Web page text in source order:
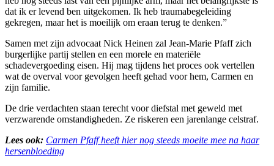
dat ik er levend ben uitgekomen. Ik heb traumabegeleiding
gekregen, maar het is moeilijk om eraan terug te denken.”
Samen met zijn advocaat Nick Heinen zal Jean-Marie Pfaffzich
burgerlijke partij stellen en een morele en materiële
schadevergoeding eisen. Hij mag tijdens het proces ook vertellen
wat de overval voor gevolgen heeft gehad voor hem, Carmen en
zijn familie.
De drie verdachten staan terecht voor diefstal met geweld met
verzwarende omstandigheden. Ze riskeren een jarenlange celstraf.
Lees ook: Carmen Pfaff heeft hier nog steeds moeite mee na haar
hersenbloeding